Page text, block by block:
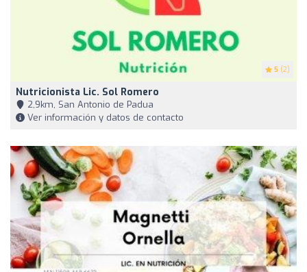
5 (2)
Nutricionista Lic. Sol Romero
2,9km, San Antonio de Padua
Ver información y datos de contacto